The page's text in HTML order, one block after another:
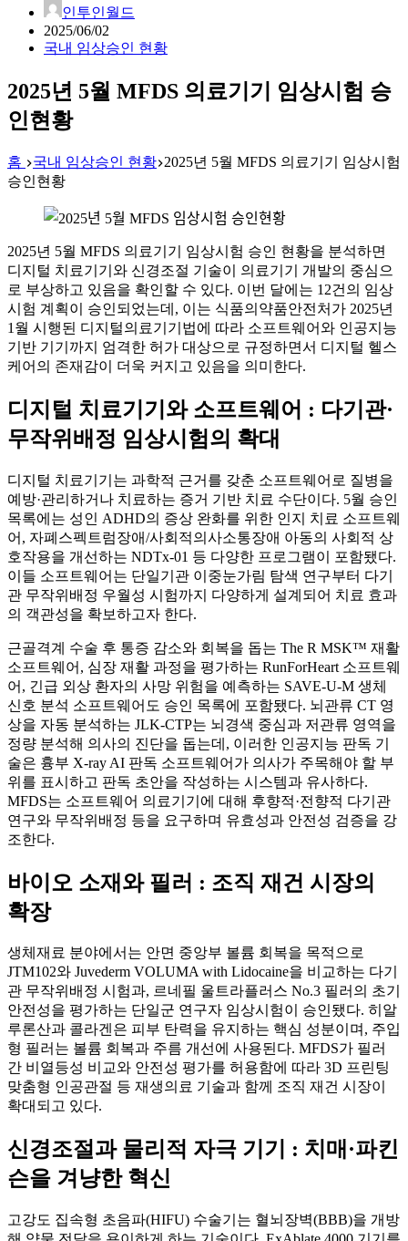
인투인월드
2025/06/02
국내 임상승인 현황
2025년 5월 MFDS 의료기기 임상시험 승
인현황
홈 국내 임상승인 현황 2025년 5월 MFDS 의료기기 임상시험
승인현황
2025년 5월 MFDS 의료기기 임상시험 승인 현황을 분석하면
디지털 치료기기와 신경조절 기술이 의료기기 개발의 중심으
로 부상하고 있음을 확인할 수 있다. 이번 달에는 12건의 임상
시험 계획이 승인되었는데, 이는 식품의약품안전처가 2025년
1월 시행된 디지털의료기기법에 따라 소프트웨어와 인공지능
기반 기기까지 엄격한 허가 대상으로 규정하면서 디지털 헬스
케어의 존재감이 더욱 커지고 있음을 의미한다.
디지털 치료기기와 소프트웨어 : 다기관·
무작위배정 임상시험의 확대
디지털 치료기기는 과학적 근거를 갖춘 소프트웨어로 질병을
예방·관리하거나 치료하는 증거 기반 치료 수단이다. 5월 승인
목록에는 성인 ADHD의 증상 완화를 위한 인지 치료 소프트웨
어, 자폐스펙트럼장애/사회적의사소통장애 아동의 사회적 상
호작용을 개선하는 NDTx‑01 등 다양한 프로그램이 포함됐다.
이들 소프트웨어는 단일기관 이중눈가림 탐색 연구부터 다기
관 무작위배정 우월성 시험까지 다양하게 설계되어 치료 효과
의 객관성을 확보하고자 한다.
근골격계 수술 후 통증 감소와 회복을 돕는 The R MSK™ 재활
소프트웨어, 심장 재활 과정을 평가하는 RunForHeart 소프트웨
어, 긴급 외상 환자의 사망 위험을 예측하는 SAVE‑U‑M 생체
신호 분석 소프트웨어도 승인 목록에 포함됐다. 뇌관류 CT 영
상을 자동 분석하는 JLK‑CTP는 뇌경색 중심과 저관류 영역을
정량 분석해 의사의 진단을 돕는데, 이러한 인공지능 판독 기
술은 흉부 X‑ray AI 판독 소프트웨어가 의사가 주목해야 할 부
위를 표시하고 판독 초안을 작성하는 시스템과 유사하다.
MFDS는 소프트웨어 의료기기에 대해 후향적·전향적 다기관
연구와 무작위배정 등을 요구하며 유효성과 안전성 검증을 강
조한다.
바이오 소재와 필러 : 조직 재건 시장의
확장
생체재료 분야에서는 안면 중앙부 볼륨 회복을 목적으로
JTM102와 Juvederm VOLUMA with Lidocaine을 비교하는 다기
관 무작위배정 시험과, 르네필 울트라플러스 No.3 필러의 초기
안전성을 평가하는 단일군 연구자 임상시험이 승인됐다. 히알
루론산과 콜라겐은 피부 탄력을 유지하는 핵심 성분이며, 주입
형 필러는 볼륨 회복과 주름 개선에 사용된다. MFDS가 필러
간 비열등성 비교와 안전성 평가를 허용함에 따라 3D 프린팅
맞춤형 인공관절 등 재생의료 기술과 함께 조직 재건 시장이
확대되고 있다.
신경조절과 물리적 자극 기기 : 치매·파킨
슨을 겨냥한 혁신
고강도 집속형 초음파(HIFU) 수술기는 혈뇌장벽(BBB)을 개방